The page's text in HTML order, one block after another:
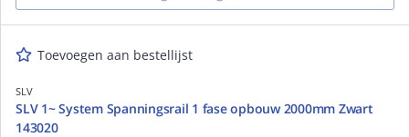
Toevoegen aan bestellijst
SLV
SLV 1~ System Spanningsrail 1 fase opbouw 2000mm Zwart
143020